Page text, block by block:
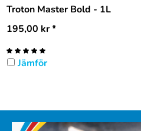
Troton Master Bold - 1L
195,00 kr*
Jämför